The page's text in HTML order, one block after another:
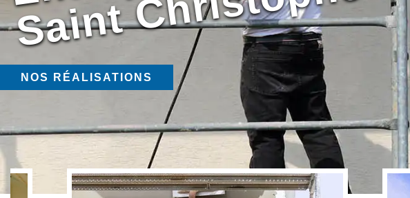
NOS RÉALISATIONS